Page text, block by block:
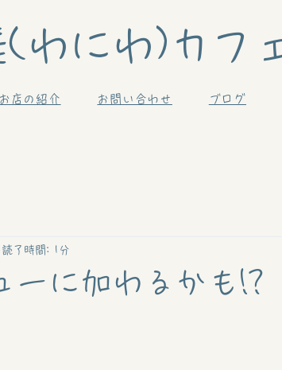
わにわ)カフ
お店の紹介 お問い合わせ ブログ
ーに加わるかも!?
読了時間: 1分